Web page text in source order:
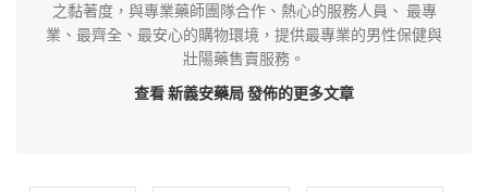
之黏著度，與專業藥師團隊合作、熱心的服務人員、 最專
業、最齊全、最安心的購物環境，提供最專業的男性保健與
壯陽藥售賣服務。
查看 新義安藥局發佈的更多文章